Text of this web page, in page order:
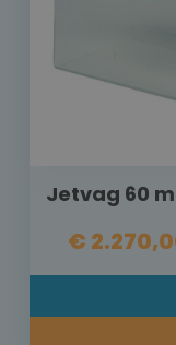
Jetvag 60
€